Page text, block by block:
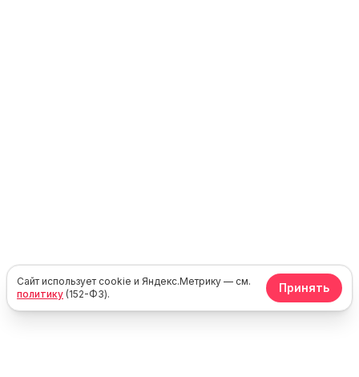
Сайт использует cookie и Яндекс.Метрику — см.
политику (152-ФЗ). Принять